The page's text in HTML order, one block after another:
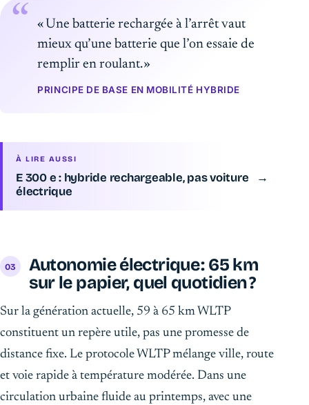
« Une batterie rechargée à l’arrêt vaut
mieux qu’une batterie que l’on essaie de
remplir en roulant. »
PRINCIPE DE BASE EN MOBILITÉ HYBRIDE
À LIRE AUSSI
E 300 e : hybride rechargeable, pas voiture
électrique
→
Autonomie électrique : 65 km
sur le papier, quel quotidien ?
Sur la génération actuelle, 59 à 65 km WLTP
constituent un repère utile, pas une promesse de
distance fixe. Le protocole WLTP mélange ville, route
et voie rapide à température modérée. Dans une
circulation urbaine fluide au printemps, avec une